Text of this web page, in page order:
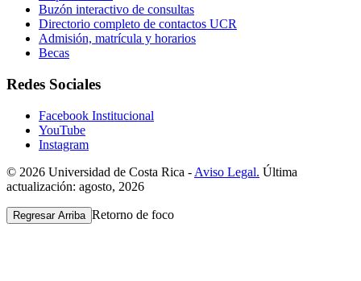
Buzón interactivo de consultas
Directorio completo de contactos UCR
Admisión, matrícula y horarios
Becas
Redes Sociales
Facebook Institucional
YouTube
Instagram
© 2026 Universidad de Costa Rica - Aviso Legal. Última
actualización: agosto, 2026
Regresar Arriba Retorno de foco